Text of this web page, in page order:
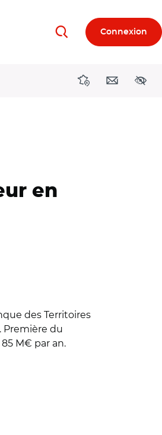
RechercherConnexion
DirectionsContact
en
des Territoires
Première du
M€ par an.